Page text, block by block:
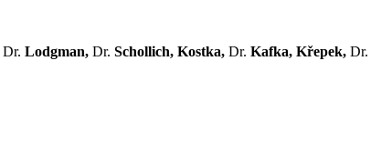
Dr. Lodgman, Dr. Schollich, Kostka, Dr. Kafka, Křepek, Dr.